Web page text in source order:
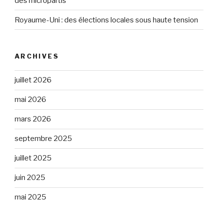
Royaume-Uni : des élections locales sous haute tension
ARCHIVES
juillet 2026
mai 2026
mars 2026
septembre 2025
juillet 2025
juin 2025
mai 2025